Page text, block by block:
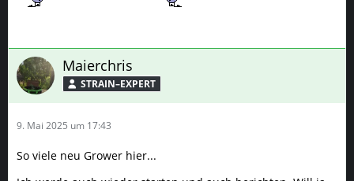
Maierchris
STRAIN–EXPERT
9. Mai 2025 um 17:43
So viele neu Grower hier...